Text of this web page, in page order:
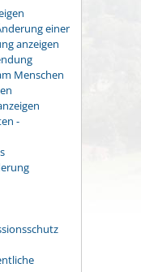
einer
anzeigen
Menschen
-